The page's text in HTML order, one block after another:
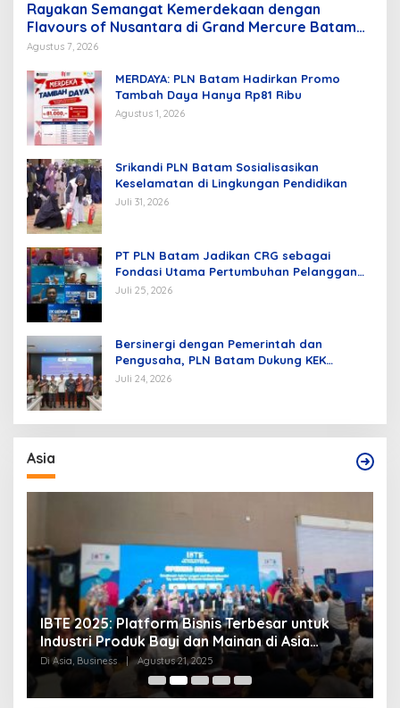
Rayakan Semangat Kemerdekaan dengan
Flavours of Nusantara di Grand Mercure Batam
Centre
Agustus 7, 2026
MERDAYA: PLN Batam Hadirkan Promo
Tambah Daya Hanya Rp81 Ribu
Agustus 1, 2026
Srikandi PLN Batam Sosialisasikan
Keselamatan di Lingkungan Pendidikan
Juli 31, 2026
PT PLN Batam Jadikan CRG sebagai
Fondasi Utama Pertumbuhan Pelanggan
dan Pembangunan Infrastruktur
Juli 25, 2026
Bersinergi dengan Pemerintah dan
Pengusaha, PLN Batam Dukung KEK
Tanjung Sauh sebagai Hub Energi Baru
Juli 24, 2026
Asia
IBTE 2025: Platform Bisnis Terbesar untuk
Industri Produk Bayi dan Mainan di Asia
Tenggara
Di Asia, Business | Agustus 21, 2025